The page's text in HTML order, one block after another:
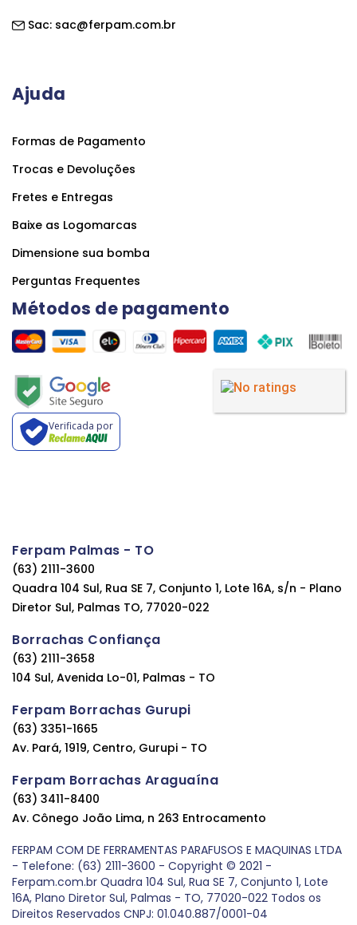
Sac: sac@ferpam.com.br
Ajuda
Formas de Pagamento
Trocas e Devoluções
Fretes e Entregas
Baixe as Logomarcas
Dimensione sua bomba
Perguntas Frequentes
Métodos de pagamento
Verificada por
Ferpam Palmas - TO
(63) 2111-3600
Quadra 104 Sul, Rua SE 7, Conjunto 1, Lote 16A, s/n - Plano
Diretor Sul, Palmas TO, 77020-022
Borrachas Confiança
(63) 2111-3658
104 Sul, Avenida Lo-01, Palmas - TO
Ferpam Borrachas Gurupi
(63) 3351-1665
Av. Pará, 1919, Centro, Gurupi - TO
Ferpam Borrachas Araguaína
(63) 3411-8400
Av. Cônego João Lima, n 263 Entrocamento
FERPAM COM DE FERRAMENTAS PARAFUSOS E MAQUINAS LTDA
- Telefone: (63) 2111-3600 - Copyright © 2021 -
Ferpam.com.br Quadra 104 Sul, Rua SE 7, Conjunto 1, Lote
16A, Plano Diretor Sul, Palmas - TO, 77020-022 Todos os
Direitos Reservados CNPJ: 01.040.887/0001-04